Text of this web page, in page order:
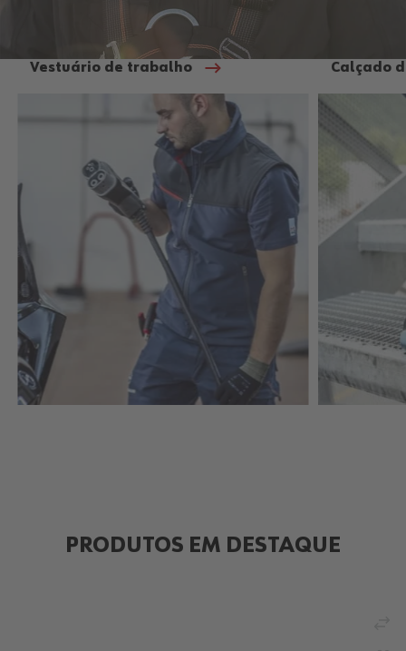
Vestuário de trabalho Calçado
PRODUTOS EM DESTAQUE